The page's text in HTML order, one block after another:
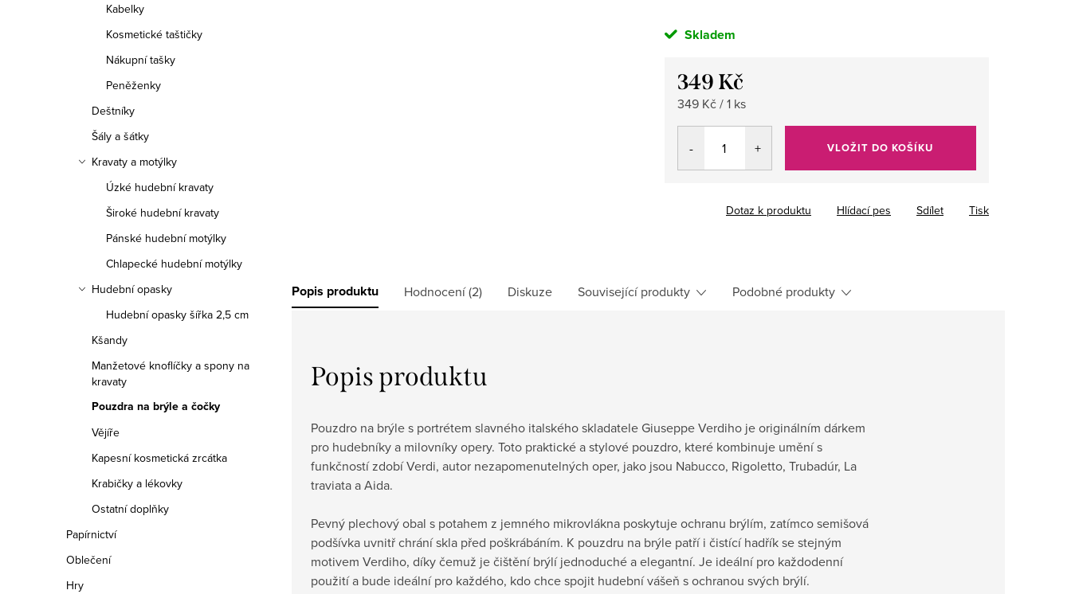
Kabelky
Kosmetické taštičky
Nákupní tašky
Peněženky
Deštníky
Šály a šátky
Kravaty a motýlky
Úzké hudební kravaty
Široké hudební kravaty
Pánské hudební motýlky
Chlapecké hudební motýlky
Hudební opasky
Hudební opasky šířka 2,5 cm
Kšandy
Manžetové knoflíčky a spony na
kravaty
Pouzdra na brýle a čočky
Vějíře
Kapesní kosmetická zrcátka
Krabičky a lékovky
Ostatní doplňky
Papírnictví
Oblečení
Hry
Skladem
349 Kč
Měrná
cena:
349 Kč / 1 ks
VLOŽIT DO KOŠÍKU
Tisk
Dotaz k produktu Hlídací pes Sdílet
Popis produktu Hodnocení (2) Diskuze Související produkty Podobné produkty
Popis produktu
Pouzdro na brýle s portrétem slavného italského skladatele Giuseppe Verdiho je originálním dárkem
pro hudebníky a milovníky opery. Toto praktické a stylové pouzdro, které kombinuje umění s
funkčností zdobí Verdi, autor nezapomenutelných oper, jako jsou Nabucco, Rigoletto, Trubadúr, La
traviata a Aida.
Pevný plechový obal s potahem z jemného mikrovlákna poskytuje ochranu brýlím, zatímco semišová
podšívka uvnitř chrání skla před poškrábáním. K pouzdru na brýle patří i čistící hadřík se stejným
motivem Verdiho, díky čemuž je čištění brýlí jednoduché a elegantní. Je ideální pro každodenní
použití a bude ideální pro každého, kdo chce spojit hudební vášeň s ochranou svých brýlí.